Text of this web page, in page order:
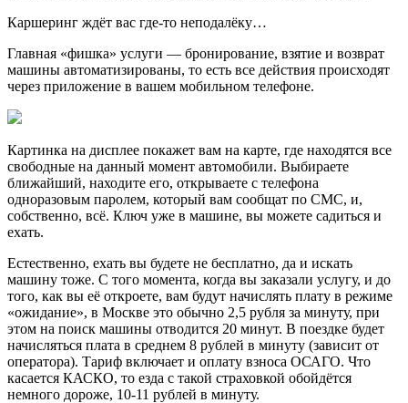
Каршеринг ждёт вас где-то неподалёку…
Главная «фишка» услуги — бронирование, взятие и возврат
машины автоматизированы, то есть все действия происходят
через приложение в вашем мобильном телефоне.
Картинка на дисплее покажет вам на карте, где находятся все
свободные на данный момент автомобили. Выбираете
ближайший, находите его, открываете с телефона
одноразовым паролем, который вам сообщат по СМС, и,
собственно, всё. Ключ уже в машине, вы можете садиться и
ехать.
Естественно, ехать вы будете не бесплатно, да и искать
машину тоже. С того момента, когда вы заказали услугу, и до
того, как вы её откроете, вам будут начислять плату в режиме
«ожидание», в Москве это обычно 2,5 рубля за минуту, при
этом на поиск машины отводится 20 минут. В поездке будет
начисляться плата в среднем 8 рублей в минуту (зависит от
оператора). Тариф включает и оплату взноса ОСАГО. Что
касается КАСКО, то езда с такой страховкой обойдётся
немного дороже, 10-11 рублей в минуту.